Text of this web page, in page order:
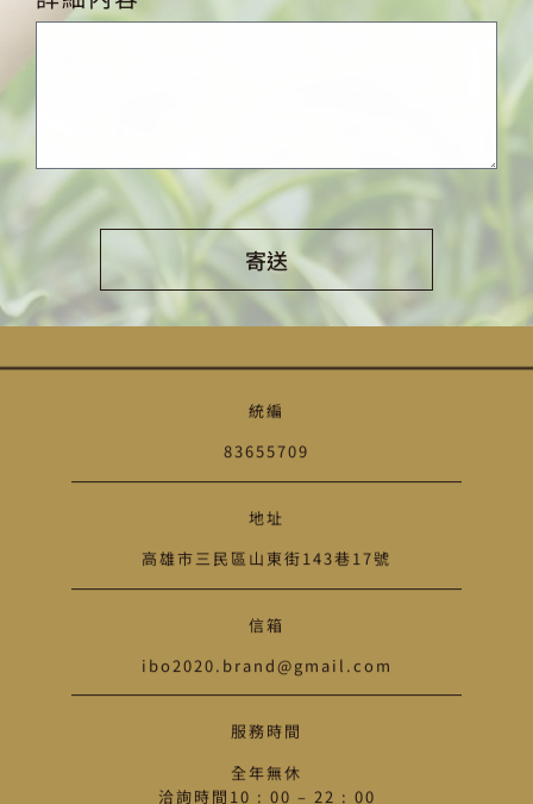
寄送
Alternative:
統編
83655709
地址
高雄市三民區山東街143巷17號
信箱
ibo2020.brand@gmail.com
服務時間
全年無休
洽詢時間10 : 00 – 22 : 00